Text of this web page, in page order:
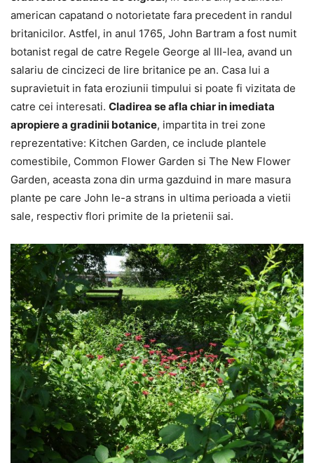
american capatand o notorietate fara precedent in randul
britanicilor. Astfel, in anul 1765, John Bartram a fost numit
botanist regal de catre Regele George al III-lea, avand un
salariu de cincizeci de lire britanice pe an. Casa lui a
supravietuit in fata eroziunii timpului si poate fi vizitata de
catre cei interesati. Cladirea se afla chiar in imediata
apropiere a gradinii botanice, impartita in trei zone
reprezentative: Kitchen Garden, ce include plantele
comestibile, Common Flower Garden si The New Flower
Garden, aceasta zona din urma gazduind in mare masura
plante pe care John le-a strans in ultima perioada a vietii
sale, respectiv flori primite de la prietenii sai.